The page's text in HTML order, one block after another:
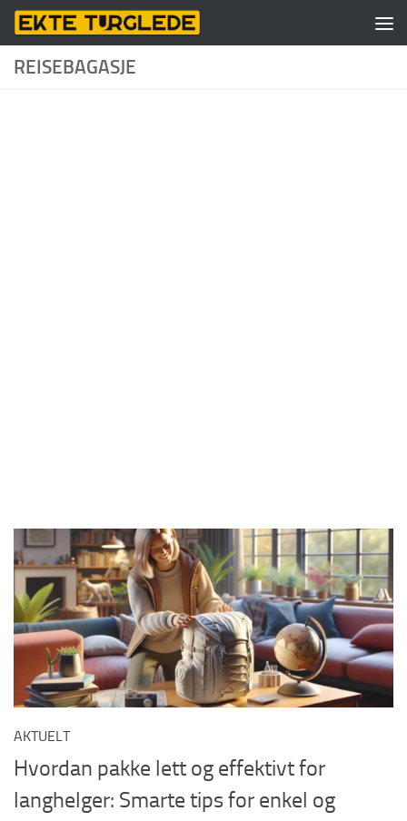
Skip to content
REISEBAGASJE
AKTUELT
Hvordan pakke lett og effektivt for
langhelger: Smarte tips for enkel og